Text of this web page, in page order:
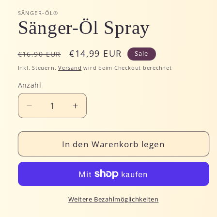
SÄNGER-ÖL®
Sänger-Öl Spray
Normaler
Preis
€16,90 EUR Verkaufspreis
€14,99 EUR Sale
Inkl. Steuern.Versand wird beim Checkout berechnet
Anzahl
Verringere
die
Menge
Sänger-
Erhöhe
die
Menge
für
Sänger-
Spray
In den Warenkorb legen
Weitere Bezahlmöglichkeiten